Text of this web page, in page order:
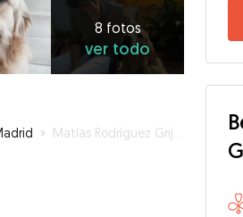
8 fotos
ver todo
» Matías Rodríguez Grijalba